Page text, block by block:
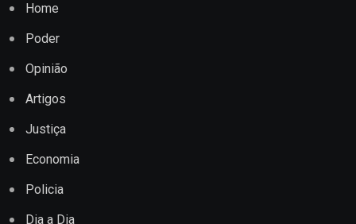
Home
Poder
Opinião
Artigos
Justiça
Economia
Policia
Dia a Dia